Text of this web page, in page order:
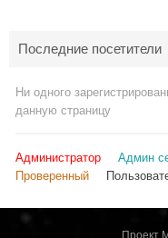
Последние посетители
Ни одного
данную страницу
Администратор Админ
Проверенный
Проект